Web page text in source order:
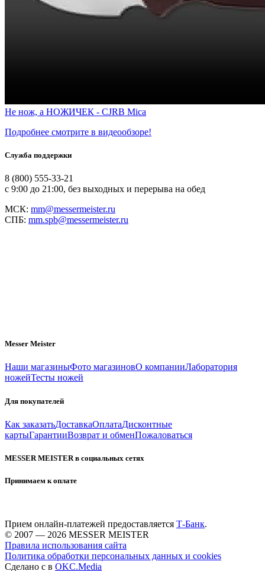
Не нож, а НОЖИЧЕК - CJRB Mica
Подробнее смотрите в видеообзоре!
Служба поддержки
8 (800) 555-33-21
с 9:00 до 21:00, без выходных и перерыва на обед
МСК: mm@messermeister.ru
СПБ: mm.spb@messermeister.ru
Messer Meister
Наши магазиныФото магазиновО компанииЛаборатория
ножейТесты ножей
Для покупателей
Как заказатьДоставкаОплатаДисконтные
картыГарантииВозврат и обменПожаловаться
MESSER MEISTER в социальных сетях
Принимаем к оплате
Прием онлайн-платежей предоставляется Т-Банк.
© 2007 — 2026 MESSER MEISTER
Правила использования сайта
Политика обработки персональных данных и cookies
Сделано с в OKC.Media